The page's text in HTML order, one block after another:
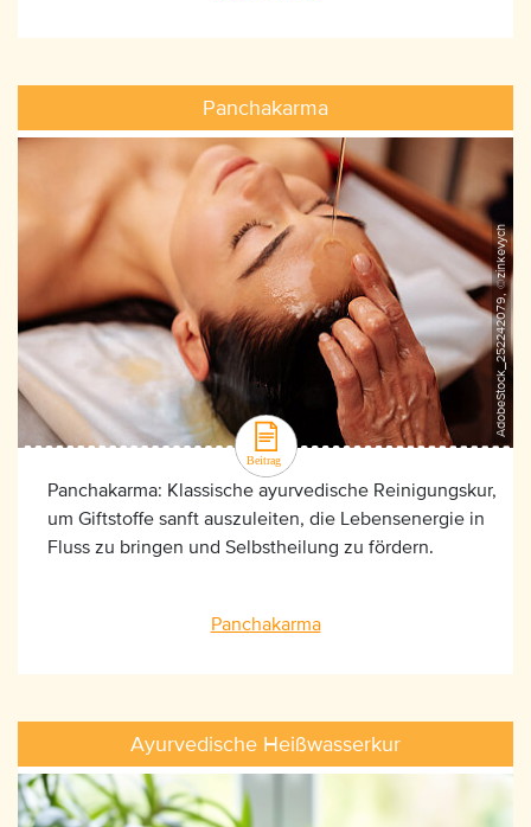
Panchakarma
AdobeStock_252242079, ©zinkevych
Panchakarma: Klassische ayurvedische Reinigungskur,
um Giftstoffe sanft auszuleiten, die Lebensenergie in
Fluss zu bringen und Selbstheilung zu fördern.
Panchakarma
Ayurvedische Heißwasserkur